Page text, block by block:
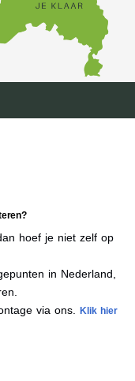
hoef je niet zelf op
in Nederland,
via ons. Klik hier